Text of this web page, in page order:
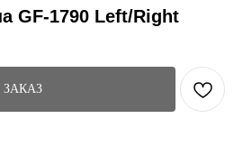
GF-1790 Left/Right
ЗАКАЗ